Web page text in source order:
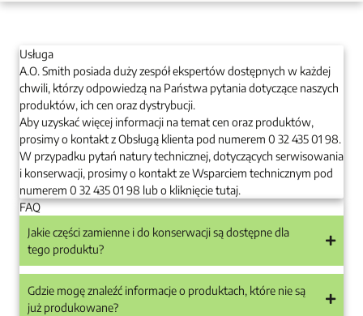
Usługa
A.O. Smith posiada duży zespół ekspertów dostępnych w każdej
chwili, którzy odpowiedzą na Państwa pytania dotyczące naszych
produktów, ich cen oraz dystrybucji.
Aby uzyskać więcej informacji na temat cen oraz produktów,
prosimy o kontakt z Obsługą klienta pod numerem 0 32 435 01 98.
W przypadku pytań natury technicznej, dotyczących serwisowania
i konserwacji, prosimy o kontakt ze Wsparciem technicznym pod
numerem 0 32 435 01 98 lub o kliknięcie tutaj.
FAQ
Jakie części zamienne i do konserwacji są dostępne dla
tego produktu?
Gdzie mogę znaleźć informacje o produktach, które nie są
już produkowane?